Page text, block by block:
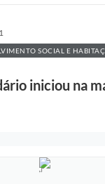
SOCIAL E
iniciou na